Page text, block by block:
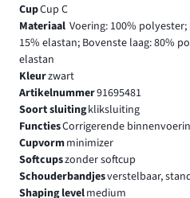
CupCup C
Materiaal Voering: 100%
15% elastan; Bovenste laag: 80%
elastan
Kleurzwart
Artikelnummer91695481
Soort sluitingkliksluiting
FunctiesCorrigerende
Cupvormminimizer
Softcupszonder softcup
Schouderbandjesverstelbaar,
Shaping levelmedium